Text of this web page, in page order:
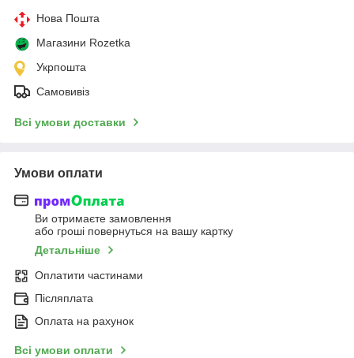
Нова Пошта
Магазини Rozetka
Укрпошта
Самовивіз
Всі умови доставки
Умови оплати
Ви отримаєте замовлення
або гроші повернуться на вашу картку
Детальніше
Оплатити частинами
Післяплата
Оплата на рахунок
Всі умови оплати